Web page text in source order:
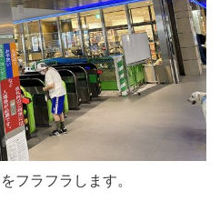
フラフラします。